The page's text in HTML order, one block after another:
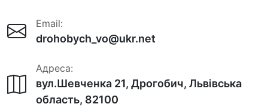
Email:
drohobych_vo@ukr.net
Адреса:
вул.Шевченка 21, Дрогобич, Львівська
область, 82100